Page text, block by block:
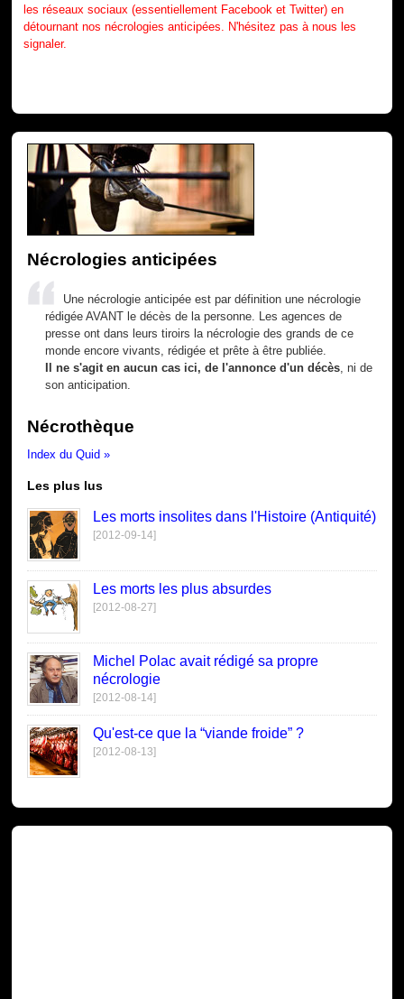
les réseaux sociaux (essentiellement Facebook et Twitter) en
détournant nos nécrologies anticipées. N'hésitez pas à nous les
signaler.
Nécrologies anticipées
Une nécrologie anticipée est par définition une nécrologie
rédigée AVANT le décès de la personne. Les agences de
presse ont dans leurs tiroirs la nécrologie des grands de ce
monde encore vivants, rédigée et prête à être publiée.
Il ne s'agit en aucun cas ici, de l'annonce d'un décès , ni de
son anticipation.
Nécrothèque
Index du Quid »
Les plus lus
Les morts insolites dans l'Histoire (Antiquité)
[2012-09-14]
Les morts les plus absurdes
[2012-08-27]
Michel Polac avait rédigé sa propre
nécrologie
[2012-08-14]
Qu'est-ce que la “viande froide” ?
[2012-08-13]